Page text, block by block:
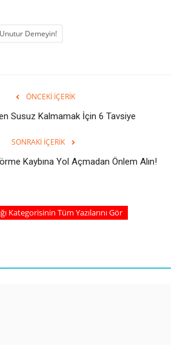
Unutur Demeyin!
ÖNCEKI İÇERIK
Susuz Kalmamak İçin 6 Tavsiye
SONRAKI İÇERIK
Kaybına Yol Açmadan Önlem Alın!
Kategorisinin Tüm Yazılarını Gör